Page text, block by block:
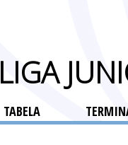
LIGA
TABELA